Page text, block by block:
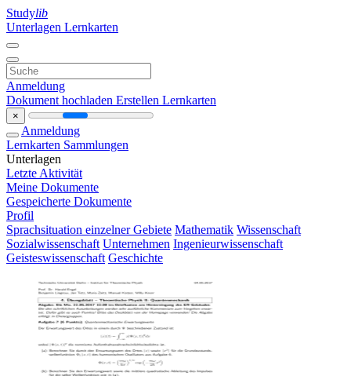
Studylib
Unterlagen Lernkarten
Anmeldung
Dokument hochladen Erstellen Lernkarten
×
Anmeldung
Lernkarten Sammlungen
Unterlagen
Letzte Aktivität
Meine Dokumente
Gespeicherte Dokumente
Profil
Sprachsituation einzelner Gebiete Mathematik Wissenschaft
Sozialwissenschaft Unternehmen Ingenieurwissenschaft
Geisteswissenschaft Geschichte